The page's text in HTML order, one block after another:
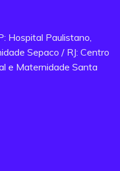
Hospital Paulistano,
Sepaco / RJ: Centro
e Maternidade Santa